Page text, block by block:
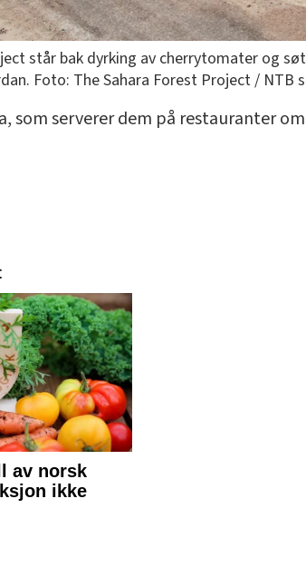
står bak dyrking av cherrytomater og
Foto: The Sahara Forest Project / NTB
som serverer dem på restauranter